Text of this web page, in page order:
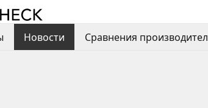
Новости Сравнения